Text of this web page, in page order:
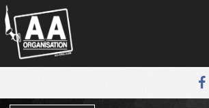
Panneau de gestion des cookies